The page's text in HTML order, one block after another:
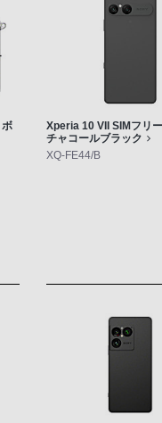
Xperia 10 VII SIMフリ
チャコールブラック
XQ-FE44/B